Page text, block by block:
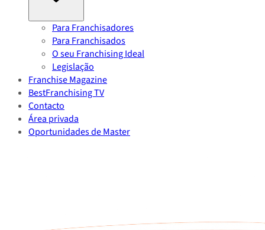
Para Franchisadores
Para Franchisados
O seu Franchising Ideal
Legislação
Franchise Magazine
BestFranchising TV
Contacto
Área privada
Oportunidades de Master